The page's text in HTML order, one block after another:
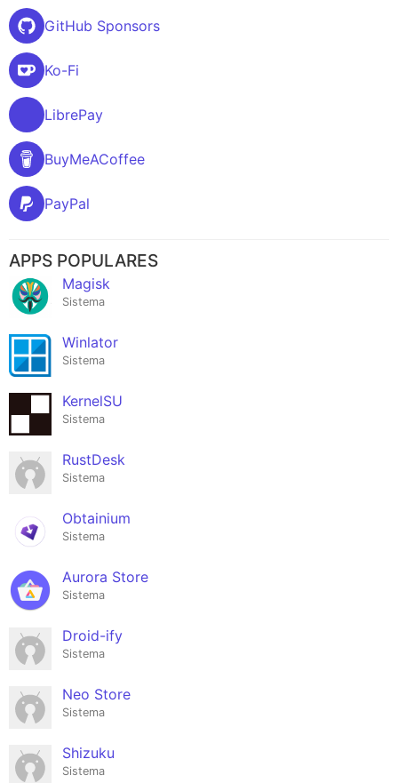
GitHub Sponsors
Ko-Fi
LibrePay
BuyMeACoffee
PayPal
APPS POPULARES
Magisk
Sistema
Winlator
Sistema
KernelSU
Sistema
RustDesk
Sistema
Obtainium
Sistema
Aurora Store
Sistema
Droid-ify
Sistema
Neo Store
Sistema
Shizuku
Sistema